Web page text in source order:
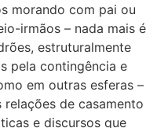
morando com pai ou
irmãos – nada mais é
estruturalmente
pela contingência e
em outras esferas –
de casamento
e discursos que